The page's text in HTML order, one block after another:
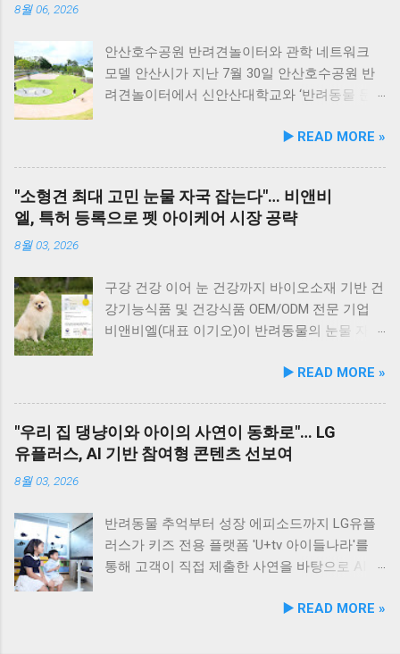
토마토, 타우린, L-카르니틴을 조합해 활력과 체
력 컨디션 유지에 중점을 두었다. 100% 휴먼그
레이드 및 AAFCO 주식 영양 기준 충족 듀먼 케
이드 원료만을 사용한다. 특히 미국 사료관리협
영양제 추가 없이 주식으로 급여가 가능하다. 생
산 과정에서는 겔화제, 산화방지제, 착색료 등 8
기준을 적용해 안전성을 확보했다. 리뉴얼 기념
자사몰 특별 프로모션 진행 듀먼은 케어화식 리
뉴얼 출시를 기념해 오는 8월 10일까지 자사 공
동물과의 외출 시 식당 선택에 고민이 적어지는
장점이 있습니다. 포근한 계절에는 야외에서 선
유항의 조용한 풍경을 감상하며 식사하는 것도
은 싱싱한 활어 광어가 푸짐하게 올라가 있어 신
충분히 만족스러운 한 끼가 됩니다. 군산 고군산
군도 여행을 더욱 풍성하게 만드는 든든한 식사
앞 바다에 정박된 어선들을 바라보면, 마치 그림
같은 풍경이 펼쳐져 군산 바다 여행의 로망을 한
층 더해 줍니다. 반려견과 함께 자연의 아름다움
현대횟집은 군산 방문 시 반드시 들러볼 만한 애
여행 #애견동반식사 #고군산군도여행 #신선한
회덮밥 #반려동물함께 #바다여행맛집
8월 06, 2026
안산호수공원 반려견놀이터와 관학 네트워크
모델 안산시가 지난 7월 30일 안산호수공원 반
려견놀이터에서 신안산대학교와 ‘반려동물 문
이번 협약은 안산시의 풍부한 행정 자원과 신안
한 차원 끌어올리기 위해 추진됐다. 관학 협력을
통한 올바른 반려문화 정착 및 갈등 해소 안산시
원 사업을 전개한다. 양 기관의 핵심 협력 분야
는 다음과 같다. 반려견놀이터 운영 지원 및 이
용 활성화 반려동물 문화교실 및 반려견 행동교
등 관계 개선 및 중재 프로그램 특히 전문가 그
도심 속 동물 관련 이슈를 이성적·체계적으로 풀
어가는 계기를 마련했다. 1만 1,000㎡ 규모 '안산
업의 결실이다. 호수공원 내 급경사지로 활용도
가 낮았던 1만 1,000㎡ 부지를 재해석하여 조성
되었으며, 2025년 12월 착공 후 2026년 5월 준공
운 특화 시설이 들어섰다. 반려견 물놀이 공간 (3
▶️ READ MORE »
"소형견 최대 고민 눈물 자국 잡는다"… 비앤비
엘, 특허 등록으로 펫 아이케어 시장 공략
8월 03, 2026
구강 건강 이어 눈 건강까지 바이오소재 기반 건
강기능식품 및 건강식품 OEM/ODM 전문 기업
비앤비엘(대표 이기오)이 반려동물의 눈물 자국
는 기능성 조성물 특허 등록을 마쳤다. 이번 특
빠르게 성장하는 펫 아이케어(Eye-Care) 시장
공략에 속도를 낸다. 산학협력 연구 성과 결실…
년 2월 최종 등록이 완료됐다. 발명자로는 김성
욱, 이기오, 김정민, 하정헌 연구진이 참여했으
며, 비앤비엘의 자체 R&D 역량과 단국대학교 식
산학 공동 성과물이다. 반려동물의 착색된 눈물
▶️ READ MORE »
"우리 집 댕냥이와 아이의 사연이 동화로"… LG
유플러스, AI 기반 참여형 콘텐츠 선보여
8월 03, 2026
반려동물 추억부터 성장 에피소드까지 LG유플
러스가 키즈 전용 플랫폼 'U+tv 아이들나라'를
통해 고객이 직접 제출한 사연을 바탕으로 AI 동
아이가 동화 주인공'을 개최한다. 이번 시도는
▶️ READ MORE »